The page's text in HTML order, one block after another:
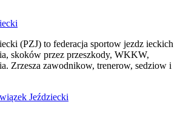
(PZJ) to federacja sportow jezdz ieckich
skoków przez przeszkody, WKKW,
Zrzesza zawodnikow, trenerow, sedziow i
Jeździecki